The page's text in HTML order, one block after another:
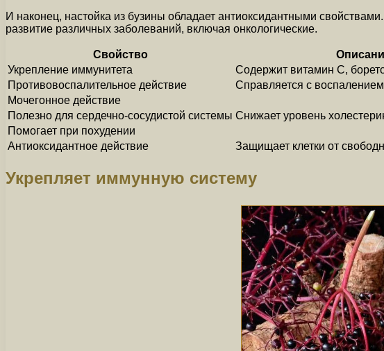
И наконец, настойка из бузины обладает антиоксидантными
развитие различных заболеваний, включая онкологические.
Свойство
Укрепление иммунитета
Содержит витамин С,
Противовоспалительное действие
Справляется с
Мочегонное действие
Полезно для сердечно-сосудистой системы Снижает уровень
Помогает при похудении
Антиоксидантное действие
Защищает клетки от
Укрепляет иммунную систему